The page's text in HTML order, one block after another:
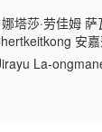
塔莎·劳佳姆
安嘉
La-
奇妙的心动。小